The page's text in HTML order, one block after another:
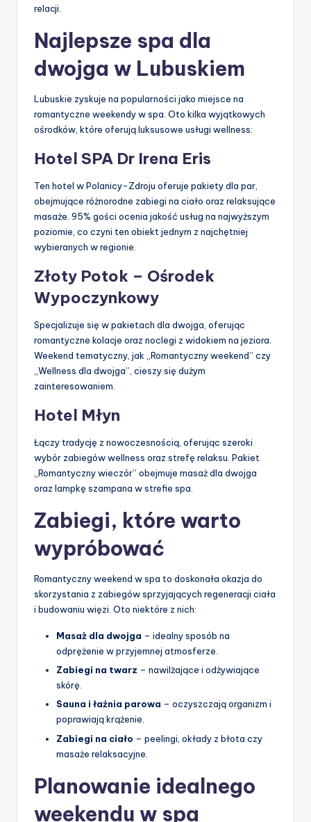
relacji.
Najlepsze spa dla
dwojga w Lubuskiem
Lubuskie zyskuje na popularności jako miejsce na
romantyczne weekendy w spa. Oto kilka wyjątkowych
ośrodków, które oferują luksusowe usługi wellness:
Hotel SPA Dr Irena Eris
Ten hotel w Polanicy-Zdroju oferuje pakiety dla par,
obejmujące różnorodne zabiegi na ciało oraz relaksujące
masaże. 95% gości ocenia jakość usług na najwyższym
poziomie, co czyni ten obiekt jednym z najchętniej
wybieranych w regionie.
Złoty Potok – Ośrodek
Wypoczynkowy
Specjalizuje się w pakietach dla dwojga, oferując
romantyczne kolacje oraz noclegi z widokiem na jeziora.
Weekend tematyczny, jak „Romantyczny weekend” czy
„Wellness dla dwojga”, cieszy się dużym
zainteresowaniem.
Hotel Młyn
Łączy tradycję z nowoczesnością, oferując szeroki
wybór zabiegów wellness oraz strefę relaksu. Pakiet
„Romantyczny wieczór” obejmuje masaż dla dwojga
oraz lampkę szampana w strefie spa.
Zabiegi, które warto
wypróbować
Romantyczny weekend w spa to doskonała okazja do
skorzystania z zabiegów sprzyjających regeneracji ciała
i budowaniu więzi. Oto niektóre z nich:
Masaż dla dwojga – idealny sposób na
odprężenie w przyjemnej atmosferze.
Zabiegi na twarz – nawilżające i odżywiające
skórę.
Sauna i łaźnia parowa – oczyszczają organizm i
poprawiają krążenie.
Zabiegi na ciało – peelingi, okłady z błota czy
masaże relaksacyjne.
Planowanie idealnego
weekendu w spa